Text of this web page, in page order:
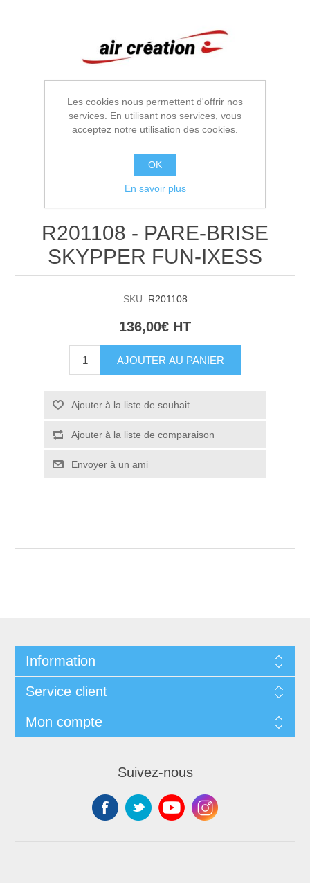
R201108 - PARE-BRISE
SKYPPER FUN-IXESS
SKU: R201108
136,00€ HT
AJOUTER AU PANIER
Ajouter à la liste de souhait
Ajouter à la liste de comparaison
Envoyer à un ami
Information
Service client
Mon compte
Suivez-nous
Les cookies nous permettent d'offrir nos
services. En utilisant nos services, vous
acceptez notre utilisation des cookies.
OK
En savoir plus